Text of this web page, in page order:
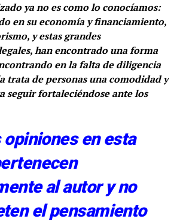
ya no es como lo conocíamos:
en su economía y financiamiento,
y estas grandes
han encontrado una forma
en la falta de diligencia
trata de personas una comodidad y
seguir fortaleciéndose ante los
en esta
al autor y no
el pensamiento